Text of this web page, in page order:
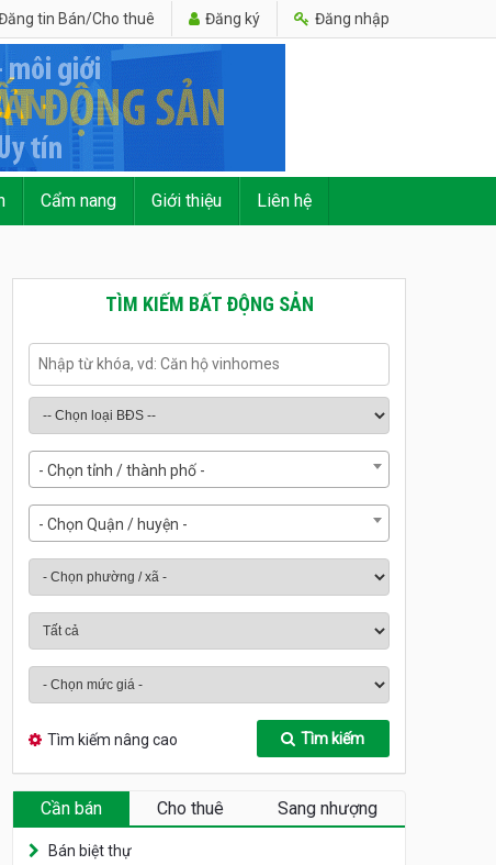
tin Bán/Cho thuê Đăng ký Đăng nhập
Cẩm nang Giới thiệu Liên hệ
TÌM KIẾM BẤT ĐỘNG SẢN
- Chọn tỉnh / thành phố -
- Chọn Quận / huyện -
Tìm kiếm nâng cao Tìm kiếm
Cần bán Cho thuê Sang nhượng
Bán biệt thự